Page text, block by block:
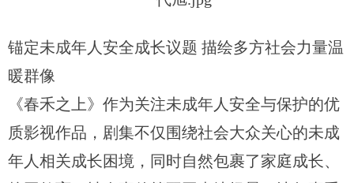
锚定未成年人安全成长议题 描绘多方社会力量温
暖群像
《春禾之上》作为关注未成年人安全与保护的优
质影视作品，剧集不仅围绕社会大众关心的未成
年人相关成长困境，同时自然包裹了家庭成长、